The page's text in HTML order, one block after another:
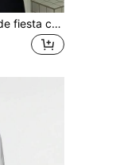
Camisa casual holgada de fiesta con mangas plisadas para hombre, estilo medieval